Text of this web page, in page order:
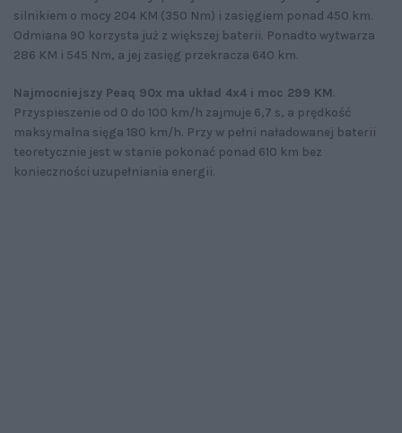
silnikiem o mocy 204 KM (350 Nm) i zasięgiem ponad 450 km.
Odmiana 90 korzysta już z większej baterii. Ponadto wytwarza
286 KM i 545 Nm, a jej zasięg przekracza 640 km.
Najmocniejszy Peaq 90x ma układ 4x4 i moc 299 KM.
Przyspieszenie od 0 do 100 km/h zajmuje 6,7 s, a prędkość
maksymalna sięga 180 km/h. Przy w pełni naładowanej baterii
teoretycznie jest w stanie pokonać ponad 610 km bez
konieczności uzupełniania energii.